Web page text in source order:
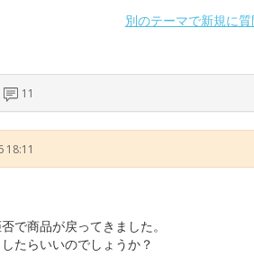
別のテーマで新規に質
11
18:11
で商品が戻ってきました。
たらいいのでしょうか？